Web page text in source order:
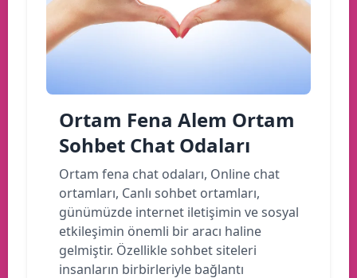
Ortam Fena Alem Ortam
Sohbet Chat Odaları
Ortam fena chat odaları, Online chat
ortamları, Canlı sohbet ortamları,
günümüzde internet iletişimin ve sosyal
etkileşimin önemli bir aracı haline
gelmiştir. Özellikle sohbet siteleri
insanların birbirleriyle bağlantı